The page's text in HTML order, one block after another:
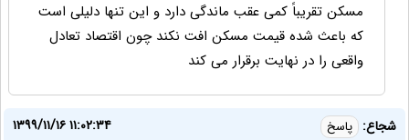
مسکن تقریباً کمی عقب ماندگی دارد و این تنها دلیلی است
که باعث شده قیمت مسکن افت نکند چون اقتصاد تعادل
واقعی را در نهایت برقرار می کند
شجاع: پاسخ
۱۳۹۹/۱۱/۱۶ ۱۱:۰۲:۳۴